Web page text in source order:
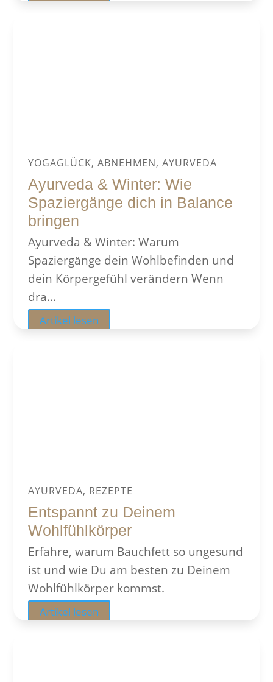
YOGAGLÜCK, ABNEHMEN, AYURVEDA
Ayurveda & Winter: Wie
Spaziergänge dich in Balance
bringen
Ayurveda & Winter: Warum
Spaziergänge dein Wohlbefinden und
dein Körpergefühl verändern Wenn
dra...
Artikel lesen
AYURVEDA, REZEPTE
Entspannt zu Deinem
Wohlfühlkörper
Erfahre, warum Bauchfett so ungesund
ist und wie Du am besten zu Deinem
Wohlfühlkörper kommst.
Artikel lesen